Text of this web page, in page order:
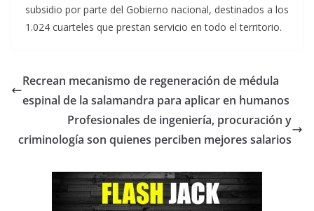
subsidio por parte del Gobierno nacional, destinados a los
1.024 cuarteles que prestan servicio en todo el territorio.
Recrean mecanismo de regeneración de médula
espinal de la salamandra para aplicar en humanos
Profesionales de ingeniería, procuración y
criminología son quienes perciben mejores salarios